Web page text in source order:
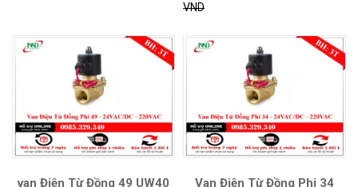
VND
van Điện Từ Đồng 49 UW40
Van Điện Từ Đồng Phi 34